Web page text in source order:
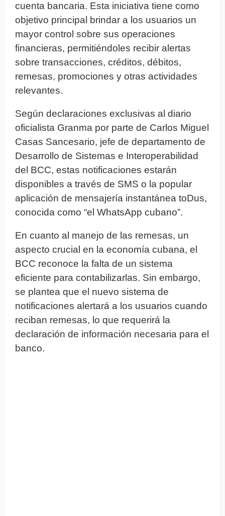
cuenta bancaria. Esta iniciativa tiene como
objetivo principal brindar a los usuarios un
mayor control sobre sus operaciones
financieras, permitiéndoles recibir alertas
sobre transacciones, créditos, débitos,
remesas, promociones y otras actividades
relevantes.
Según declaraciones exclusivas al diario
oficialista Granma por parte de Carlos Miguel
Casas Sancesario, jefe de departamento de
Desarrollo de Sistemas e Interoperabilidad
del BCC, estas notificaciones estarán
disponibles a través de SMS o la popular
aplicación de mensajería instantánea toDus,
conocida como “el WhatsApp cubano”.
En cuanto al manejo de las remesas, un
aspecto crucial en la economía cubana, el
BCC reconoce la falta de un sistema
eficiente para contabilizarlas. Sin embargo,
se plantea que el nuevo sistema de
notificaciones alertará a los usuarios cuando
reciban remesas, lo que requerirá la
declaración de información necesaria para el
banco.